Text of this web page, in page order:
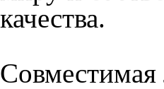
качества.
Совместимая